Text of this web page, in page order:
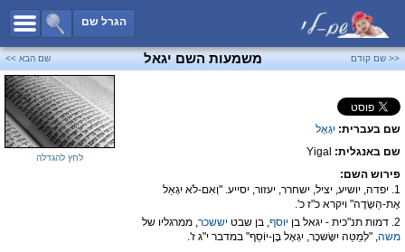
הגרל שם
כל השמות
שמות לבנים
שמות לבנות
שמות משותפים
שמות נפוצים
<< שם קודם משמעות השם יגאל שם הבא >>
שם בעברית: יִגְאָל
שם באנגלית: Yigal
פירוש השם:
1. יפדה, יושיע, יציל, ישחרר, יעזור, יסייע. "וְאִם-לֹא יִגְאַל
אֶת-הַשָּׂדֶה" ויקרא כ"ז כ'.
2. דמות תנ"כית - יגאל בן
יוסף, בן שבט יששכר, ממרגליו של
משה, "לְמַטֵּה יִשָּׂשכָר, יִגְאָל בֶּן-יוֹסֵף" במדבר י"ג ז'.
לחץ להגדלה